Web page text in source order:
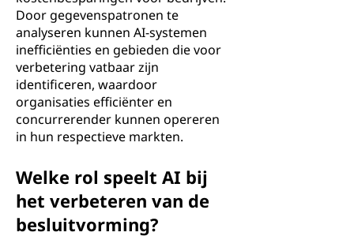
Door gegevenspatronen te
analyseren kunnen AI-systemen
inefficiënties en gebieden die voor
verbetering vatbaar zijn
identificeren, waardoor
organisaties efficiënter en
concurrerender kunnen opereren
in hun respectieve markten.
Welke rol speelt AI bij
het verbeteren van de
besluitvorming?